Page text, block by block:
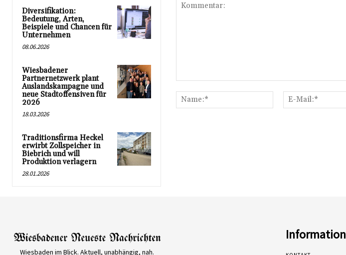
Diversifikation:
Bedeutung, Arten,
Beispiele und Chancen für
Unternehmen
08.06.2026
Wiesbadener
Partnernetzwerk plant
Auslandskampagne und
neue Stadtoffensiven für
2026
18.03.2026
Traditionsfirma Heckel
erwirbt Zollspeicher in
Biebrich und will
Produktion verlagern
28.01.2026
Name:*
Wiesbaden im Blick. Aktuell, unabhängig, nah.
Information